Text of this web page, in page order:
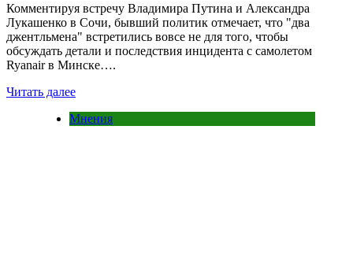
Комментируя встречу Владимира Путина и Александра
Лукашенко в Сочи, бывший политик отмечает, что "два
джентльмена" встретились вовсе не для того, чтобы
обсуждать детали и последствия инцидента с самолетом
Ryanair в Минске….
Читать далее
Мнения